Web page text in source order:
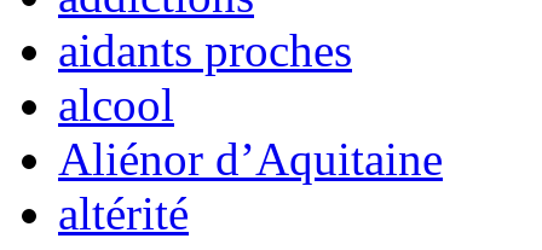
aidants proches
alcool
Aliénor d’Aquitaine
altérité